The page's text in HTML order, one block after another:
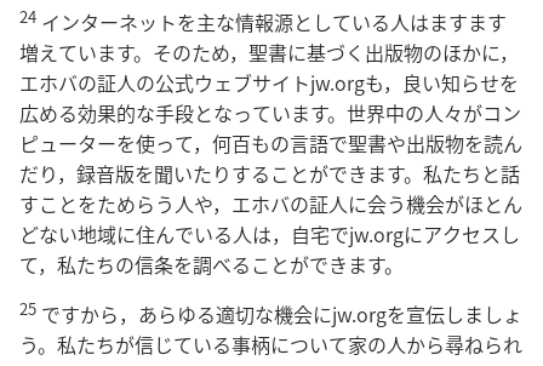
24 インターネットを主な情報源としている人はますます
増えています。そのため，聖書に基づく出版物のほかに，
エホバの証人の公式ウェブサイトjw.orgも，良い知らせを
広める効果的な手段となっています。世界中の人々がコン
ピューターを使って，何百もの言語で聖書や出版物を読ん
だり，録音版を聞いたりすることができます。私たちと話
すことをためらう人や，エホバの証人に会う機会がほとん
どない地域に住んでいる人は，自宅でjw.orgにアクセスし
て，私たちの信条を調べることができます。
25 ですから，あらゆる適切な機会にjw.orgを宣伝しましょ
う。私たちが信じている事柄について家の人から尋ねられ